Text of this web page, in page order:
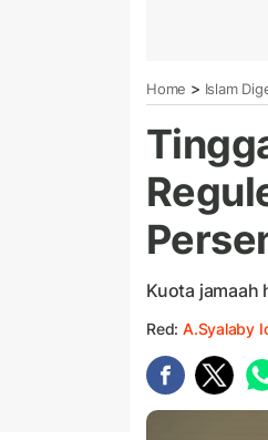
Home > Islam
Kuota jamaah
Red: A.Syalaby